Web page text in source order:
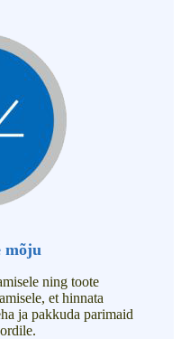
mõju
ning toote
et hinnata
ja pakkuda parimaid